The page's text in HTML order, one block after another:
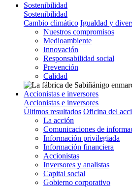
Sostenibilidad
Sostenibilidad
Cambio climático Igualdad y
Nuestros compromisos
Medioambiente
Innovación
Responsabilidad social
Prevención
Calidad
Accionistas e inversores
Accionistas e inversores
Últimos resultados Oficina del
La acción
Comunicaciones de
Información privilegiada
Información financiera
Accionistas
Inversores y analistas
Capital social
Gobierno corporativo